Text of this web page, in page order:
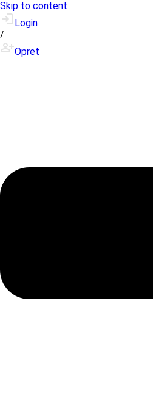
Skip to content
Login
/
Opret